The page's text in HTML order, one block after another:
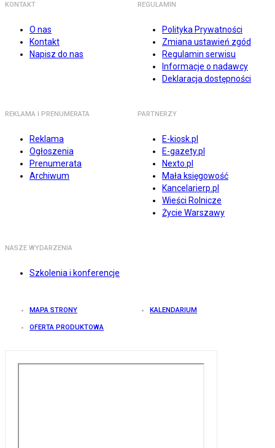
KONTAKT
O nas
Kontakt
Napisz do nas
REGULAMIN
Polityka Prywatności
Zmiana ustawień zgód
Regulamin serwisu
Informacje o nadawcy
Deklaracja dostępności
REKLAMA I PRENUMERATA
Reklama
Ogłoszenia
Prenumerata
Archiwum
PARTNERZY
E-kiosk.pl
E-gazety.pl
Nexto.pl
Mała księgowość
Kancelarierp.pl
Wieści Rolnicze
Życie Warszawy
NASZE WYDARZENIA
Szkolenia i konferencje
MAPA STRONY KALENDARIUM
OFERTA PRODUKTOWA